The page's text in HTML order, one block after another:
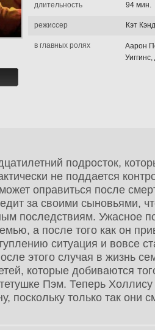
длительность 94 мин.
режиссер Кэт
в главных ролях
Аарон
подросток,
не поддается
оправиться после
за своими сыновьями,
последствиям. Ужасное
а после того как он
ситуация и вовсе
этого случая в жизнь
которые добиваются
Пэм. Теперь
поскольку только так они